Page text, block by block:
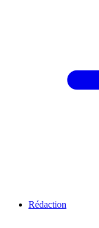
Rédaction